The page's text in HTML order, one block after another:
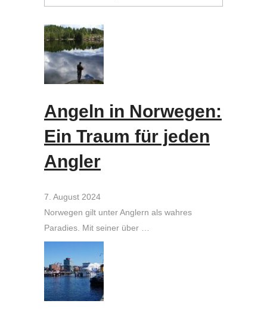
Angeln in Norwegen:
Ein Traum für jeden
Angler
7. August 2024
Norwegen gilt unter Anglern als wahres
Paradies. Mit seiner über …